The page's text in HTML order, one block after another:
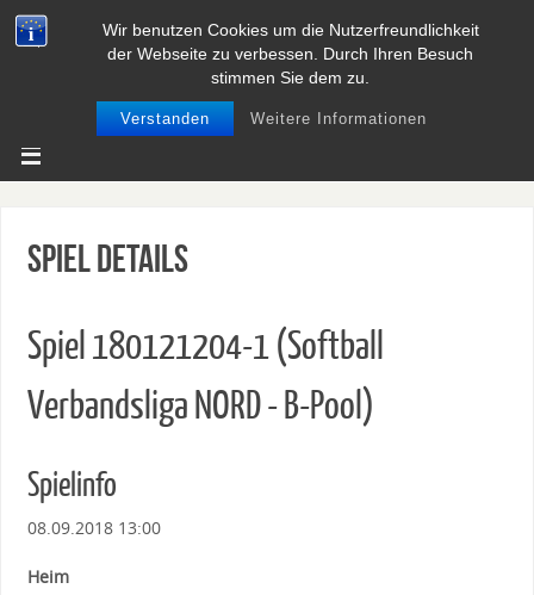
Wir benutzen Cookies um die Nutzerfreundlichkeit
der Webseite zu verbessen. Durch Ihren Besuch
stimmen Sie dem zu.
Verstanden Weitere Informationen
BASEBALL UND SOFTBALL IN
NIEDERSACHSEN
Spiel Details
Spiel 180121204-1 (Softball
Verbandsliga NORD - B-Pool)
Spielinfo
08.09.2018 13:00
Heim